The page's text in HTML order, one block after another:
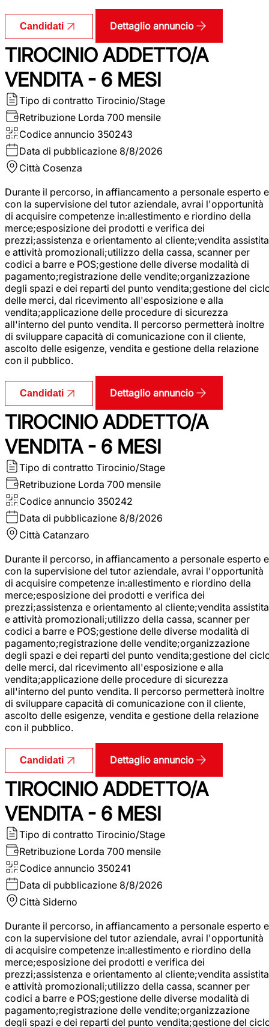
Candidati Dettaglio annuncio
TIROCINIO ADDETTO/A
VENDITA - 6 MESI
Tipo di contratto Tirocinio/Stage
Retribuzione Lorda 700 mensile
Codice annuncio 350243
Data di pubblicazione 8/8/2026
Città Cosenza
Durante il percorso, in affiancamento a personale esperto e
con la supervisione del tutor aziendale, avrai l'opportunità
di acquisire competenze in:allestimento e riordino della
merce;esposizione dei prodotti e verifica dei
prezzi;assistenza e orientamento al cliente;vendita assistita
e attività promozionali;utilizzo della cassa, scanner per
codici a barre e POS;gestione delle diverse modalità di
pagamento;registrazione delle vendite;organizzazione
degli spazi e dei reparti del punto vendita;gestione del
delle merci, dal ricevimento all'esposizione e alla
vendita;applicazione delle procedure di sicurezza
all'interno del punto vendita. Il percorso permetterà inoltre
di sviluppare capacità di comunicazione con il cliente,
ascolto delle esigenze, vendita e gestione della relazione
con il pubblico.
Candidati Dettaglio annuncio
TIROCINIO ADDETTO/A
VENDITA - 6 MESI
Tipo di contratto Tirocinio/Stage
Retribuzione Lorda 700 mensile
Codice annuncio 350242
Data di pubblicazione 8/8/2026
Città Catanzaro
Durante il percorso, in affiancamento a personale esperto e
con la supervisione del tutor aziendale, avrai l'opportunità
di acquisire competenze in:allestimento e riordino della
merce;esposizione dei prodotti e verifica dei
prezzi;assistenza e orientamento al cliente;vendita assistita
e attività promozionali;utilizzo della cassa, scanner per
codici a barre e POS;gestione delle diverse modalità di
pagamento;registrazione delle vendite;organizzazione
degli spazi e dei reparti del punto vendita;gestione del
delle merci, dal ricevimento all'esposizione e alla
vendita;applicazione delle procedure di sicurezza
all'interno del punto vendita. Il percorso permetterà inoltre
di sviluppare capacità di comunicazione con il cliente,
ascolto delle esigenze, vendita e gestione della relazione
con il pubblico.
Candidati Dettaglio annuncio
TIROCINIO ADDETTO/A
VENDITA - 6 MESI
Tipo di contratto Tirocinio/Stage
Retribuzione Lorda 700 mensile
Codice annuncio 350241
Data di pubblicazione 8/8/2026
Città Siderno
Durante il percorso, in affiancamento a personale esperto e
con la supervisione del tutor aziendale, avrai l'opportunità
di acquisire competenze in:allestimento e riordino della
merce;esposizione dei prodotti e verifica dei
prezzi;assistenza e orientamento al cliente;vendita assistita
e attività promozionali;utilizzo della cassa, scanner per
codici a barre e POS;gestione delle diverse modalità di
pagamento;registrazione delle vendite;organizzazione
degli spazi e dei reparti del punto vendita;gestione del